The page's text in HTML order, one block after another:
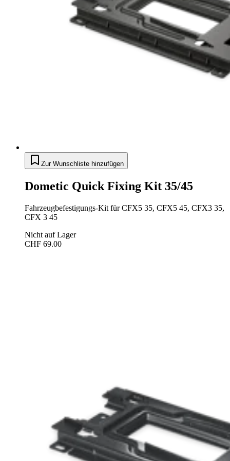
Zur Wunschliste hinzufügen
Dometic Quick Fixing Kit 35/45
Fahrzeugbefestigungs-Kit für CFX5 35, CFX5 45, CFX3 35,
CFX 3 45
Nicht auf Lager
CHF 69.00